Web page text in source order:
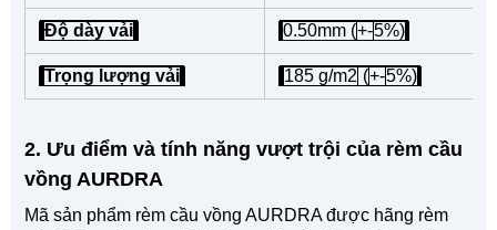
Độ dày vải 0.50mm (+-5%)
Trọng lượng vải 185 g/m2 (+-5%)
2. Ưu điểm và tính năng vượt trội của rèm cầu
vồng AURDRA
Mã sản phẩm rèm cầu vồng AURDRA được hãng rèm